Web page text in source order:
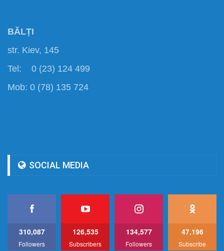
BĂLȚI
str. Kiev, 145
Tel: 0 (23) 124 499
Mob: 0 (78) 135 724
SOCIAL MEDIA
310,087
Followers
126,535
Subscribers
134,577
Followers
47,196
Subscribe